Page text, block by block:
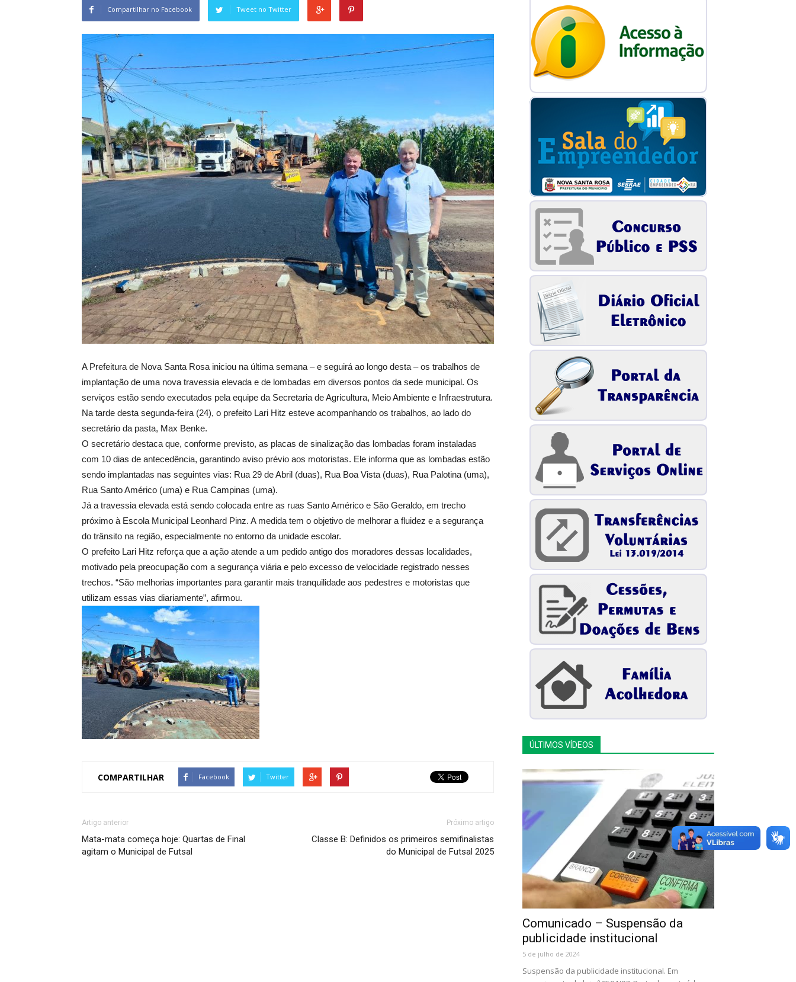
Compartilhar no Facebook Tweet no Twitter
A Prefeitura de Nova Santa Rosa iniciou na última semana – e seguirá ao longo desta – os trabalhos de
implantação de uma nova travessia elevada e de lombadas em diversos pontos da sede municipal. Os
serviços estão sendo executados pela equipe da Secretaria de Agricultura, Meio Ambiente e Infraestrutura.
Na tarde desta segunda-feira (24), o prefeito Lari Hitz esteve acompanhando os trabalhos, ao lado do
secretário da pasta, Max Benke.
O secretário destaca que, conforme previsto, as placas de sinalização das lombadas foram instaladas
com 10 dias de antecedência, garantindo aviso prévio aos motoristas. Ele informa que as lombadas estão
sendo implantadas nas seguintes vias: Rua 29 de Abril (duas), Rua Boa Vista (duas), Rua Palotina (uma),
Rua Santo Américo (uma) e Rua Campinas (uma).
Já a travessia elevada está sendo colocada entre as ruas Santo Américo e São Geraldo, em trecho
próximo à Escola Municipal Leonhard Pinz. A medida tem o objetivo de melhorar a fluidez e a segurança
do trânsito na região, especialmente no entorno da unidade escolar.
O prefeito Lari Hitz reforça que a ação atende a um pedido antigo dos moradores dessas localidades,
motivado pela preocupação com a segurança viária e pelo excesso de velocidade registrado nesses
trechos. “São melhorias importantes para garantir mais tranquilidade aos pedestres e motoristas que
utilizam essas vias diariamente”, afirmou.
COMPARTILHAR Facebook Twitter
Artigo anterior
Mata-mata começa hoje: Quartas de Final
agitam o Municipal de Futsal
Próximo artigo
Classe B: Definidos os primeiros semifinalistas
do Municipal de Futsal 2025
ÚLTIMOS VÍDEOS
Comunicado – Suspensão da
publicidade institucional
5 de julho de 2024
Suspensão da publicidade institucional. Em